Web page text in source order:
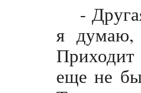
-
я думаю,
еще не